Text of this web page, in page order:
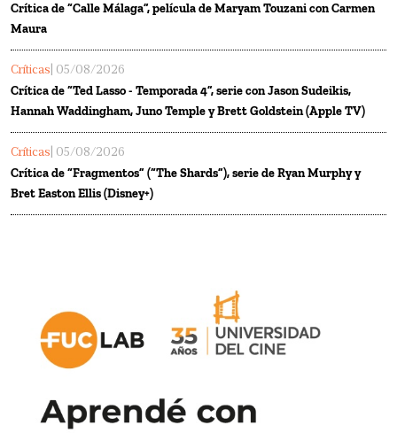
Crítica de “Calle Málaga”, película de Maryam Touzani con Carmen
Maura
Críticas | 05/08/2026
Crítica de “Ted Lasso - Temporada 4”, serie con Jason Sudeikis,
Hannah Waddingham, Juno Temple y Brett Goldstein (Apple TV)
Críticas | 05/08/2026
Crítica de “Fragmentos” (“The Shards”), serie de Ryan Murphy y
Bret Easton Ellis (Disney+)